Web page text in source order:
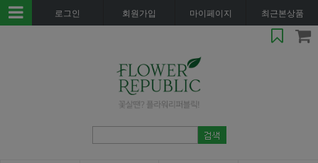
로그인 회원가입 마이페이지 최근본상품